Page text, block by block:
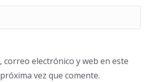
correo electrónico y web en este
vez que comente.